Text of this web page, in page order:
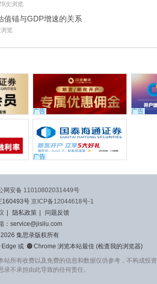
次浏览
值锚与GDP增速的关系
览
广告 广告
广告
网安备 11010802031449号
160493号 京ICP备12044618号-1
隐私政策
问题反馈
：service@jisilu.com
集思录版权所有
Edge 或 Chrome 浏览本站最佳 (检查我的浏览器)
站所有收费以及免费的信息和数据仅供参考，不构成投
录不承担由此导致的任何责任。